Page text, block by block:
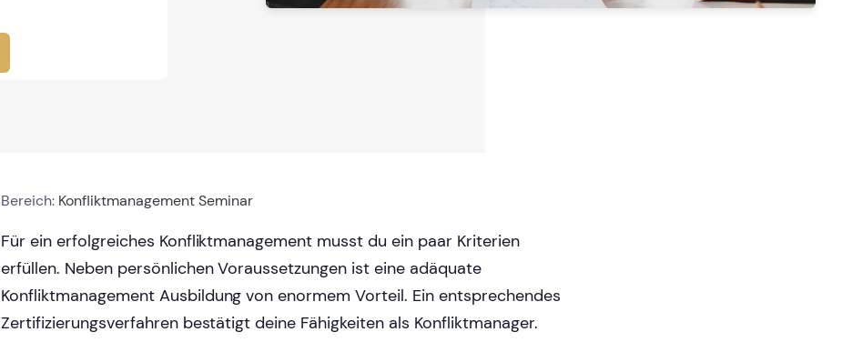
Bereich: Konfliktmanagement Seminar
Für ein erfolgreiches Konfliktmanagement musst du ein paar Kriterien
erfüllen. Neben persönlichen Voraussetzungen ist eine adäquate
Konfliktmanagement Ausbildung von enormem Vorteil. Ein entsprechendes
Zertifizierungsverfahren bestätigt deine Fähigkeiten als Konfliktmanager.